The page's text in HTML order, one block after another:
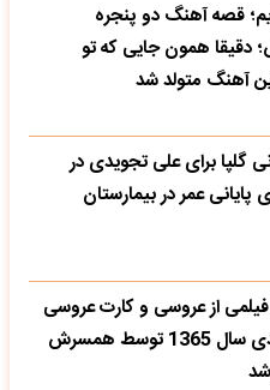
قصه آهنگ دو پنجره
دقیقا همون جایی که تو
آهنگ متولد شد
گلپا برای علی تجویدی در
عمر در بیمارستان
فیلمی از عروسی و کارت عروسی
اکبر عبدی سال 1365 توسط همسرش